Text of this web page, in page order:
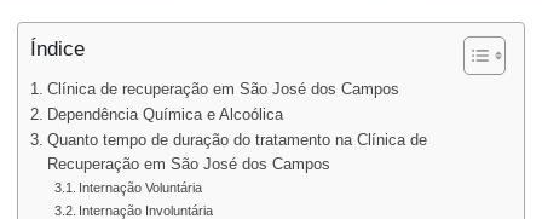
Índice
Clínica de recuperação em São José dos Campos
Dependência Química e Alcoólica
Quanto tempo de duração do tratamento na Clínica de
Recuperação em São José dos Campos
Internação Voluntária
Internação Involuntária